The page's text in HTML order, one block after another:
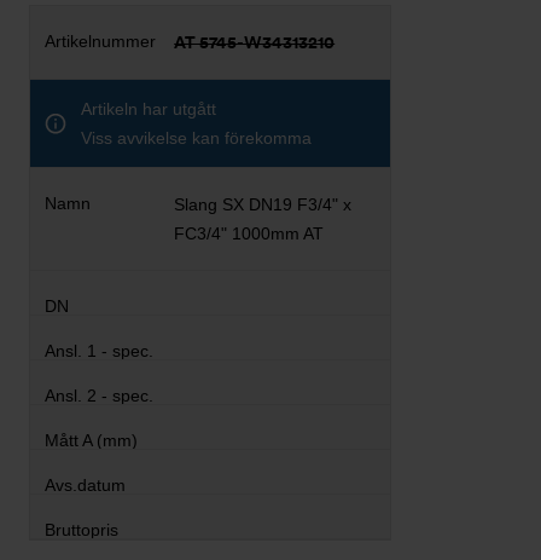
AT 5745-W34313210
Artikeln har utgått
Viss avvikelse kan förekomma
Slang SX DN19 F3/4" x
FC3/4" 1000mm AT